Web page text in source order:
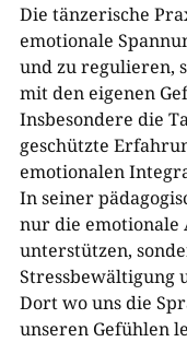
Die tänzerische
emotionale
und zu regulieren,
mit den eigenen
Insbesondere die
geschützte
emotionalen
In seiner
nur die emotionale
unterstützen,
Stressbewältigung
Dort wo uns die
unseren Gefühlen